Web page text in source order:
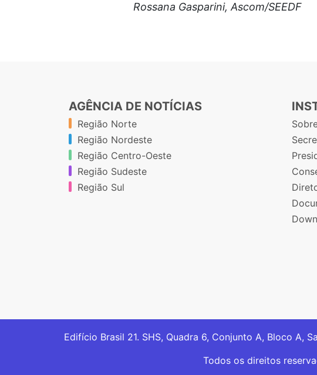
Rossana Gasparini, Ascom/SEEDF
AGÊNCIA DE NOTÍCIAS
Região Norte
Região Nordeste
Região Centro-Oeste
Região Sudeste
Região Sul
Edifício Brasil 21. SHS, Quadra 6, Conjunto A, Bloco A,
Todos os direitos